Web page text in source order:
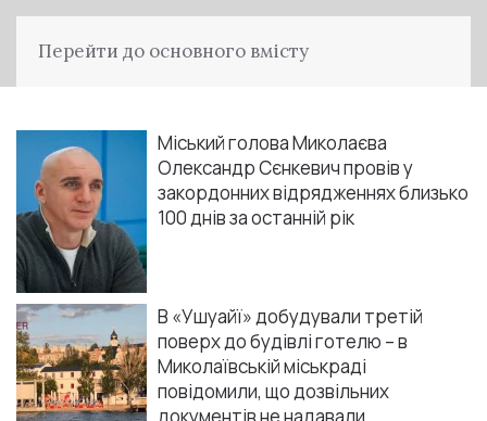
Перейти до основного вмісту
Міський голова Миколаєва
Олександр Сєнкевич провів у
закордонних відрядженнях близько
100 днів за останній рік
В «Ушуайї» добудували третій
поверх до будівлі готелю – в
Миколаївській міськраді
повідомили, що дозвільних